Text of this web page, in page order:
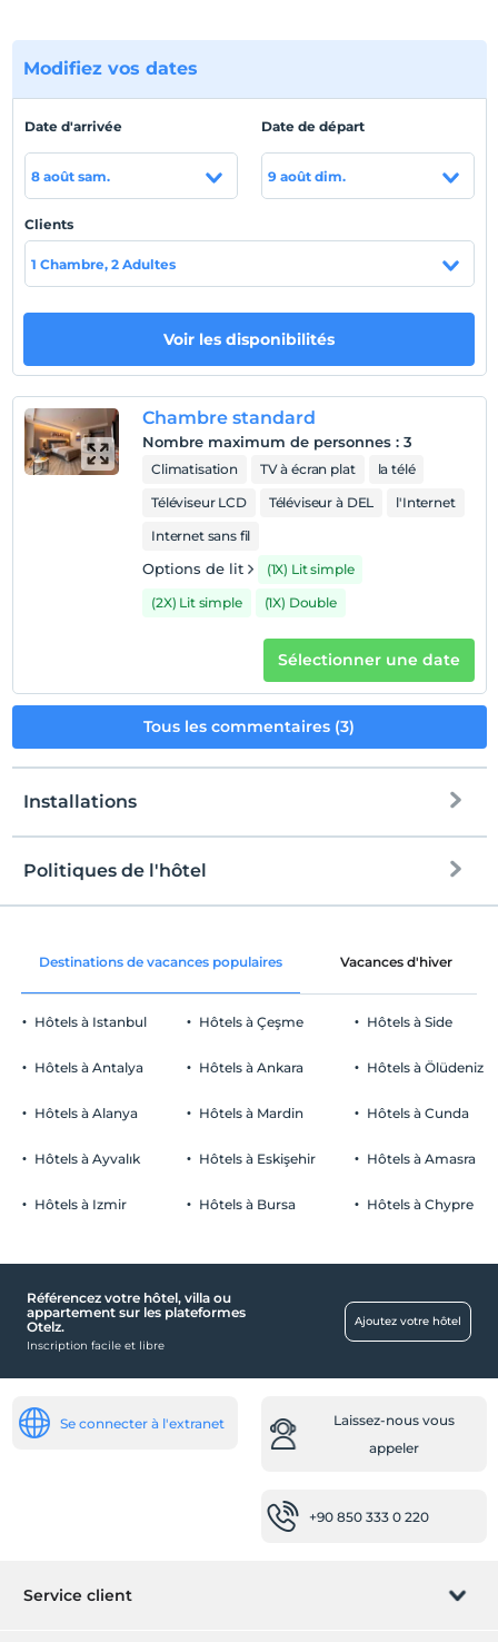
Balıkesir Bandırma Merkez'de konumlanmaktadır.
Afficher sur la
carte
Politiques de l'hôtel
enregistrement
Après 14:00
Avant 12:00
animaux
Animaux non admis
fumeur
chambres non fumeur
Heures d'enregistrement
Les bébés de moins de 2 ne sont pas facturés
1 enfant(s) jusqu'à l'âge de 6 ans par chambre n'est/ne
Modifiez vos dates
Date d'arrivée
8 août sam.
Date de départ
9 août dim.
Clients
1 Chambre, 2 Adultes
Voir les disponibilités
Chambre standard
Nombre maximum de personnes : 3
Climatisation TV à écran plat
la télé
Téléviseur LCD
Téléviseur à DEL
l'Internet
Internet sans fil
Options de lit
(1X) Lit simple
(2X) Lit simple
(1X) Double
Sélectionner une date
Tous les commentaires (3)
Installations
Espaces communs et toutes les
Parking
Libérer Parking privé
De bébé
Santé
location de vélos
Politiques de l'hôtel
enregistrement
Vérifier
Avant 12:00
animaux
Les bébés de moins de 2 ne sont pas facturés
Destinations de vacances populaires Vacances d'hiver
Hôtels à Istanbul
Hôtels à Antalya
Hôtels à Alanya
Hôtels à Ayvalık
Hôtels à Izmir
Hôtels à Çeşme
Hôtels à Ankara
Hôtels à Mardin
Hôtels à Eskişehir
Hôtels à Bursa
Hôtels à Side
Hôtels à Ölüdeniz
Hôtels à Cunda
Hôtels à Amasra
Hôtels à Chypre
Référencez votre hôtel, villa ou
appartement sur les plateformes
Otelz.
Inscription facile et libre
Ajoutez votre hôtel
Se connecter à l'extranet
Laissez-nous vous
appeler
+90 850 333 0 220
Service client